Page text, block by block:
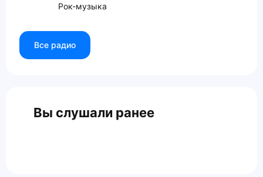
Рок-музыка
Все радио
Вы слушали ранее